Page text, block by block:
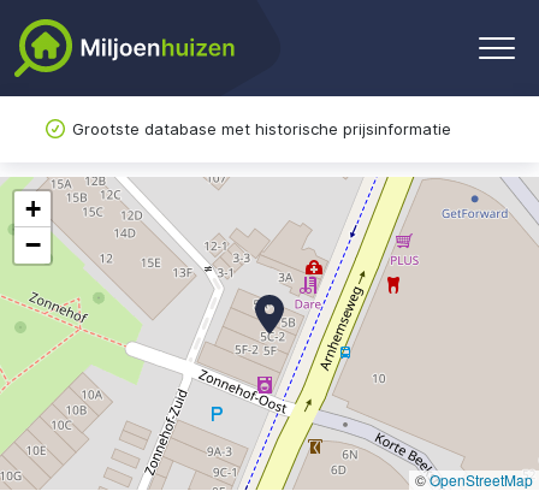
Grootste database met historische prijsinformatie
+
−
©OpenStreetMap